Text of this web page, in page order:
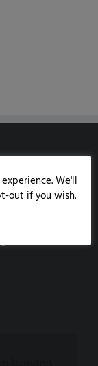
We'll
out if you wish.